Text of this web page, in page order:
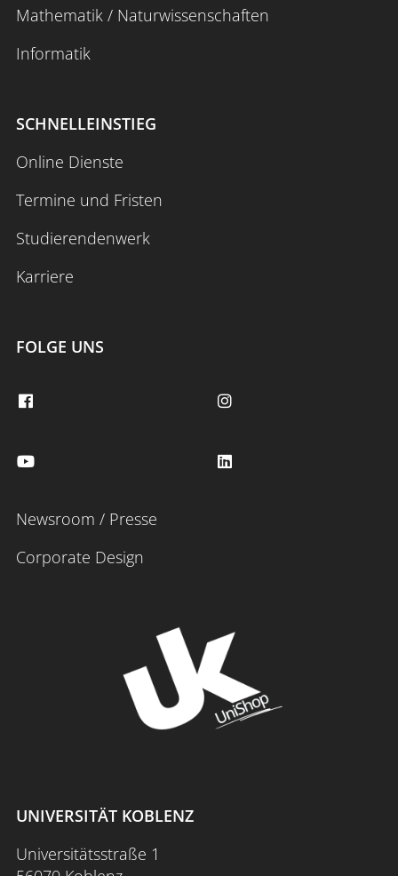
Mathematik / Naturwissenschaften
Informatik
SCHNELLEINSTIEG
Online Dienste
Termine und Fristen
Studierendenwerk
Karriere
FOLGE UNS
Newsroom / Presse
Corporate Design
UNIVERSITÄT KOBLENZ
Universitätsstraße 1